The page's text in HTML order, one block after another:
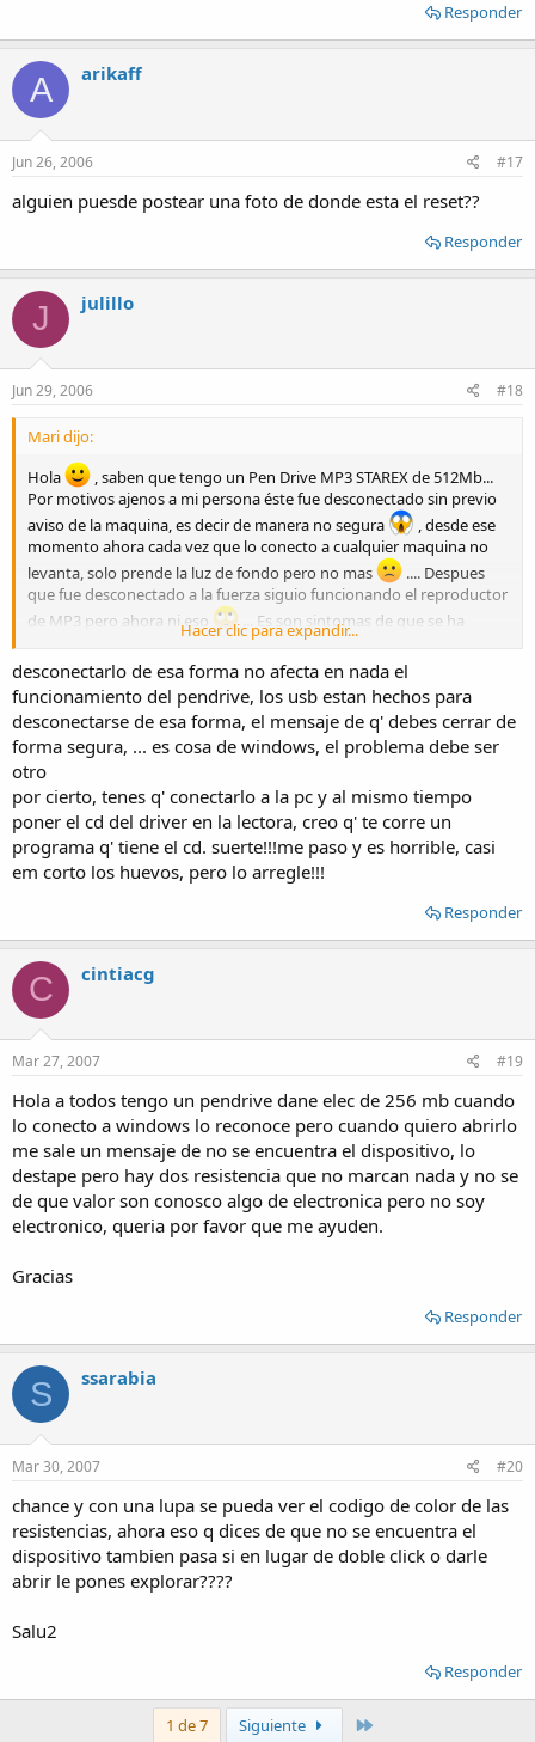
Responder
A arikaff
Jun 26, 2006 #17
alguien puesde postear una foto de donde esta el reset??
Responder
J julillo
Jun 29, 2006 #18
Mari dijo:
Hola
, saben que tengo un Pen Drive MP3 STAREX de 512Mb...
Por motivos ajenos a mi persona éste fue desconectado sin previo
aviso de la maquina, es decir de manera no segura
, desde ese
momento ahora cada vez que lo conecto a cualquier maquina no
levanta, solo prende la luz de fondo pero no mas
.... Despues
que fue desconectado a la fuerza siguio funcionando el reproductor
de MP3 pero ahora ni eso
... Es son sintomas de que se ha
..... Que puedo hacer al respecto??... Estos tipo de
Dispositivos tienes reparación??...
Como ven no tengo la mas minima idea de que puedo hacer, ni de
que le esta sucediendo a mi Pen drive... Agradeceria mucho su
colaboración...
Gracias....
PD: Ayudenme, por fis...
Hacer clic para expandir...
desconectarlo de esa forma no afecta en nada el
funcionamiento del pendrive, los usb estan hechos para
desconectarse de esa forma, el mensaje de q' debes cerrar de
forma segura, ... es cosa de windows, el problema debe ser
otro
por cierto, tenes q' conectarlo a la pc y al mismo tiempo
poner el cd del driver en la lectora, creo q' te corre un
programa q' tiene el cd. suerte!!!me paso y es horrible, casi
em corto los huevos, pero lo arregle!!!
Responder
C cintiacg
Mar 27, 2007 #19
Hola a todos tengo un pendrive dane elec de 256 mb cuando
lo conecto a windows lo reconoce pero cuando quiero abrirlo
me sale un mensaje de no se encuentra el dispositivo, lo
destape pero hay dos resistencia que no marcan nada y no se
de que valor son conosco algo de electronica pero no soy
electronico, queria por favor que me ayuden.
Gracias
Responder
S ssarabia
Mar 30, 2007 #20
chance y con una lupa se pueda ver el codigo de color de las
resistencias, ahora eso q dices de que no se encuentra el
dispositivo tambien pasa si en lugar de doble click o darle
abrir le pones explorar????
Salu2
Responder
1 de 7 Siguiente